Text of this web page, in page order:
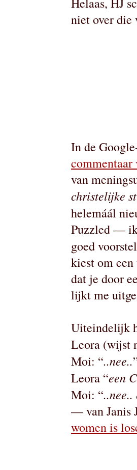
niet over die
In de
van
christelijke
helemáál
Puzzled —
goed
kiest om
dat je door
lijkt me
Uiteindelijk
Leora (wijst
Moi: “..nee..
Leora “een
Moi: “..nee..
— van Janis
women is